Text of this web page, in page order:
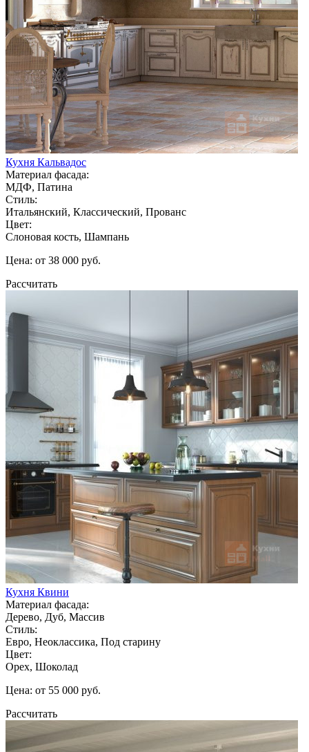
Кухня Кальвадос
Материал фасада:
МДФ, Патина
Стиль:
Итальянский, Классический, Прованс
Цвет:
Слоновая кость, Шампань
Цена: от 38 000 руб.
Рассчитать
Кухня Квини
Материал фасада:
Дерево, Дуб, Массив
Стиль:
Евро, Неоклассика, Под старину
Цвет:
Орех, Шоколад
Цена: от 55 000 руб.
Рассчитать